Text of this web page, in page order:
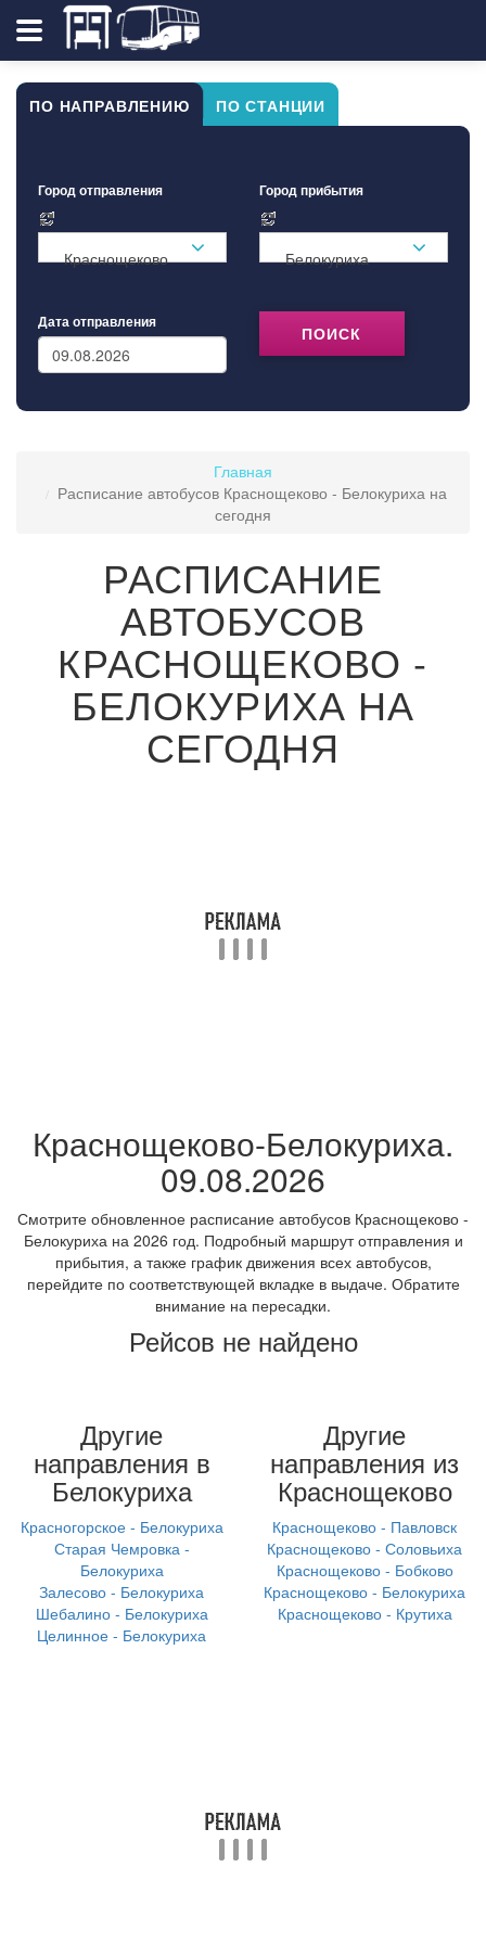
ПО НАПРАВЛЕНИЮ ПО СТАНЦИИ
Город отправления
Краснощеково
Город прибытия
Белокуриха
Дата отправления
ПОИСК
Главная
Расписание автобусов Краснощеково - Белокуриха на
сегодня
РАСПИСАНИЕ
АВТОБУСОВ
КРАСНОЩЕКОВО -
БЕЛОКУРИХА НА
СЕГОДНЯ
Краснощеково-Белокуриха.
09.08.2026
Смотрите обновленное расписание автобусов Краснощеково -
Белокуриха на 2026 год. Подробный маршрут отправления и
прибытия, а также график движения всех автобусов,
перейдите по соответствующей вкладке в выдаче. Обратите
внимание на пересадки.
Рейсов не найдено
Другие
направления в
Белокуриха
Красногорское - Белокуриха
Старая Чемровка -
Белокуриха
Залесово - Белокуриха
Шебалино - Белокуриха
Целинное - Белокуриха
Другие
направления из
Краснощеково
Краснощеково - Павловск
Краснощеково - Соловьиха
Краснощеково - Бобково
Краснощеково - Белокуриха
Краснощеково - Крутиха